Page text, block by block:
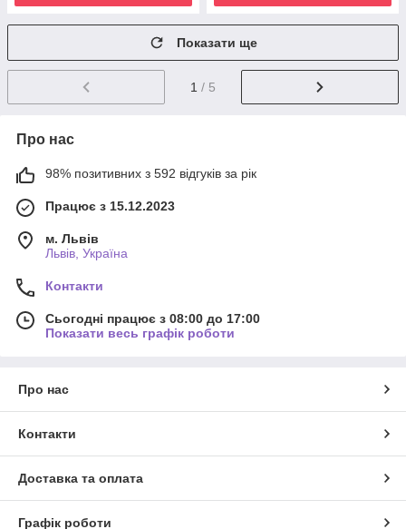
Показати ще
1 / 5
Про нас
98% позитивних з 592 відгуків за рік
Працює з 15.12.2023
м. Львів
Львів, Україна
Контакти
Сьогодні працює з 08:00 до 17:00
Показати весь графік роботи
Про нас
Контакти
Доставка та оплата
Графік роботи